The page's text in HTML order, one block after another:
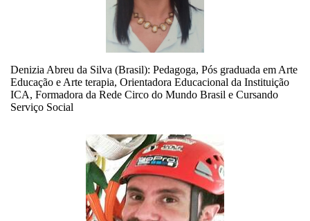
Denizia Abreu da Silva (Brasil): Pedagoga, Pós graduada em Arte
Educação e Arte terapia, Orientadora Educacional da Instituição
ICA, Formadora da Rede Circo do Mundo Brasil e Cursando
Serviço Social